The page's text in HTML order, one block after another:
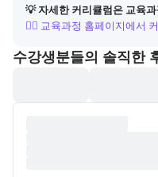
💡 자세한 커리큘럼은 교육
👉🏻 교육과정 홈페이지에서
포폴&후기
수강생분들의 솔직한